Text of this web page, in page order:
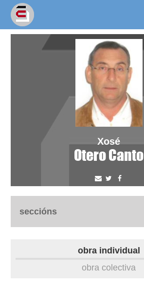
Xosé
Otero Canto
seccións
obra individual
obra colectiva